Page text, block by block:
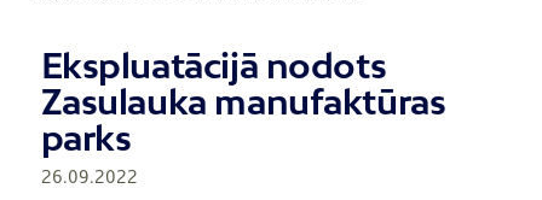
Ekspluatācijā nodots
Zasulauka manufaktūras
parks
26.09.2022